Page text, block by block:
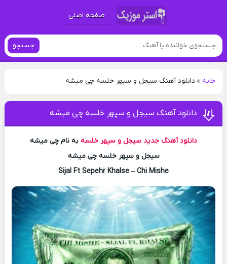
صفحه اصلی
جستجو
خانه» دانلود آهنگ سیجل و سپهر خلسه چی میشه
دانلود آهنگ سیجل و سپهر خلسه چی میشه
دانلود آهنگ جدید سیجل و سپهر خلسه به نام چی میشه
سیجل و سپهر خلسه چی میشه
Sijal Ft Sepehr Khalse – Chi Mishe